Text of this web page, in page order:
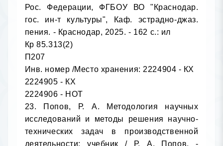
Рос. Федерации, ФГБОУ ВО "Краснодар.
гос. ин-т культуры", Каф. эстрадно-джаз.
пения. - Краснодар, 2025. - 162 с.: ил
Кр 85.313(2)
П207
Инв. номер /Место хранения: 2224904 - КХ
2224905 - КХ
2224906 - НОТ
23. Попов, Р. А. Методология научных
исследований и методы решения научно-
технических задач в производственной
деятельности: учебник / Р. А. Попов. -